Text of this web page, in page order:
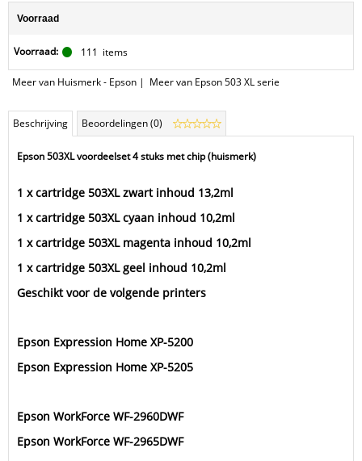
Voorraad
Voorraad: 111 items
Meer van Huismerk - Epson | Meer van Epson 503 XL serie
Beschrijving Beoordelingen (0)
Epson 503XL voordeelset 4 stuks met chip (huismerk)
1 x cartridge 503XL zwart inhoud 13,2ml
1 x cartridge 503XL cyaan inhoud 10,2ml
1 x cartridge 503XL magenta inhoud 10,2ml
1 x cartridge 503XL geel inhoud 10,2ml
Geschikt voor de volgende printers
Epson Expression Home XP-5200
Epson Expression Home XP-5205
Epson WorkForce WF-2960DWF
Epson WorkForce WF-2965DWF